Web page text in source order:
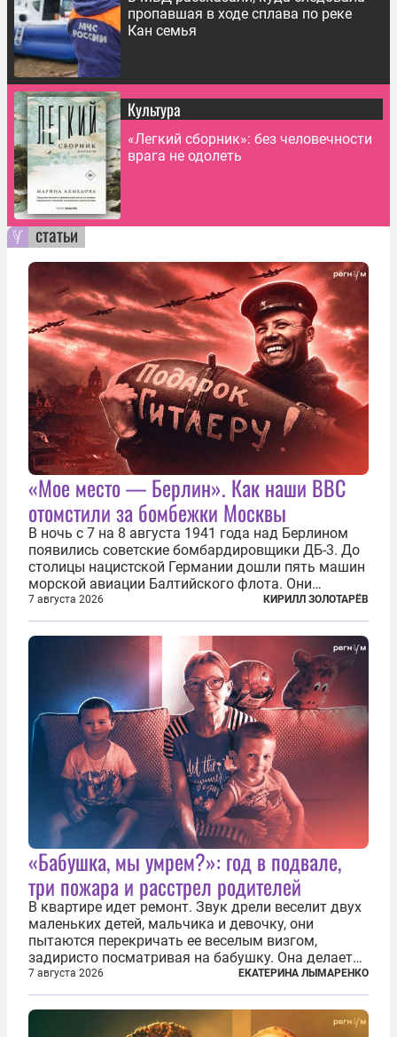
пропавшая в ходе сплава по реке
Кан семья
Культура
«Легкий сборник»: без человечности
врага не одолеть
статьи
«Мое место — Берлин». Как наши ВВС
отомстили за бомбежки Москвы
В ночь с 7 на 8 августа 1941 года над Берлином
появились советские бомбардировщики ДБ-3. До
столицы нацистской Германии дошли пять машин
морской авиации Балтийского флота. Они
сбросили бомбы на город, который в тот момент
жил в полной уверенности, что война идет где-то
далеко на востоке, Красная...
7 августа 2026 КИРИЛЛ ЗОЛОТАРЁВ
«Бабушка, мы умрем?»: год в подвале,
три пожара и расстрел родителей
В квартире идет ремонт. Звук дрели веселит двух
маленьких детей, мальчика и девочку, они
пытаются перекричать ее веселым визгом,
задиристо посматривая на бабушку. Она делает
им замечание, но внуки чувствуют, что она
сердится невсерьез. И это правда: дрель, конечно,
сверлит противно, но всё...
7 августа 2026 ЕКАТЕРИНА ЛЫМАРЕНКО